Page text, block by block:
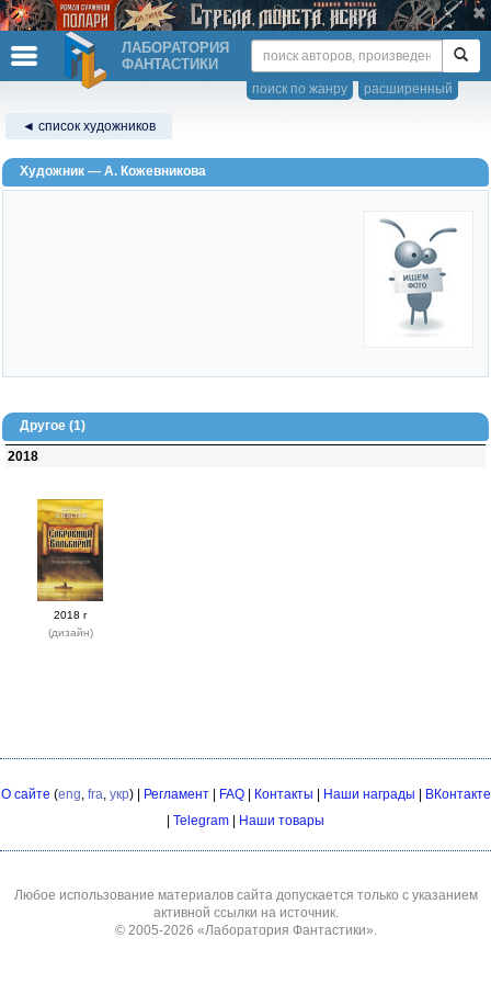
ЛАБОРАТОРИЯ
ФАНТАСТИКИ
расширенный
поиск по жанру
◄ список художников
Художник — А. Кожевникова
Другое (1)
2018
2018 г
(дизайн)
О сайте (eng, fra, укр) | Регламент| FAQ| Контакты Наши награды
ВКонтакте
Telegram Наши товары
Любое использование материалов сайта допускается только с указанием
активной ссылки на источник.
© 2005-2026 «Лаборатория Фантастики».